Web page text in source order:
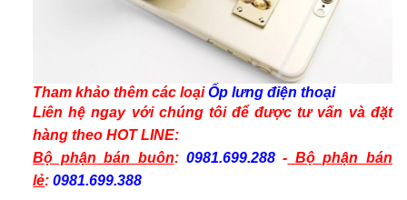
Tham khảo thêm các loạiỐp lưng điện thoại
Liên hệ ngay với chúng tôi để được tư vấn và đặt
hàng theoHOT LINE:
Bộ phận bán buôn: 0981.699.288 - Bộ phận bán
lẻ:0981.699.388